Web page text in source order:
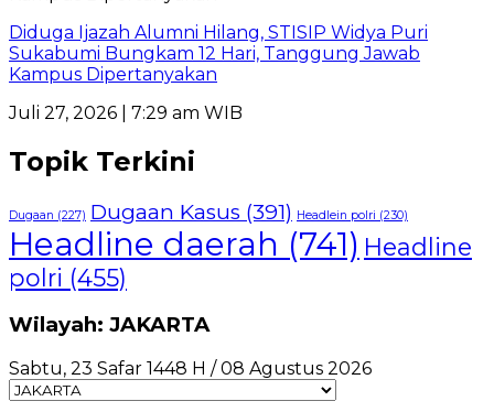
Diduga Ijazah Alumni Hilang, STISIP Widya Puri
Sukabumi Bungkam 12 Hari, Tanggung Jawab
Kampus Dipertanyakan
Juli 27, 2026 | 7:29 am WIB
Topik Terkini
Dugaan (227) Dugaan Kasus (391) Headlein polri (230)
Headline daerah (741) Headline
polri (455)
Wilayah: JAKARTA
Sabtu, 23 Safar 1448 H / 08 Agustus 2026